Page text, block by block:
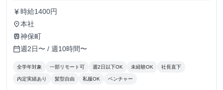
currency_yen 時給1400円
place本社
train神保町
calendar_today週2日〜 / 週10時間〜
全学年対象 一部リモート可 週2日以下OK 未経験OK 社長直下
内定実績あり 髪型自由 私服OK ベンチャー